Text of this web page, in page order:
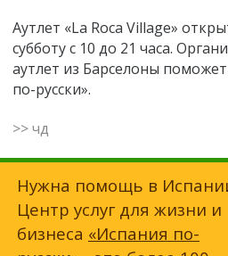
Аутлет «La Roca Village»
субботу с 10 до 21 часа.
аутлет из Барселоны
по-русски».
>> чд
Нужна помощь в
Центр услуг для жизни и
бизнеса «Испания по-